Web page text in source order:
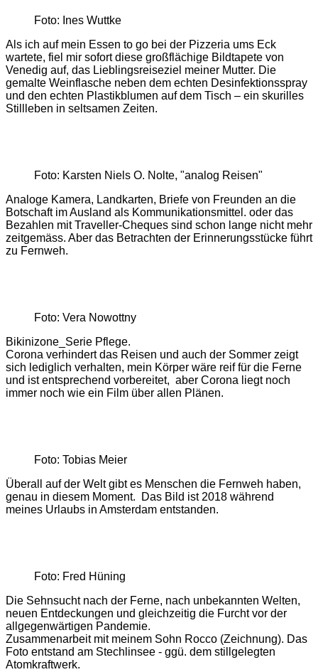
Foto: Ines Wuttke
Als ich auf mein Essen to go bei der Pizzeria ums Eck
wartete, fiel mir sofort diese großflächige Bildtapete von
Venedig auf, das Lieblingsreiseziel meiner Mutter. Die
gemalte Weinflasche neben dem echten Desinfektionsspray
und den echten Plastikblumen auf dem Tisch – ein skurilles
Stillleben in seltsamen Zeiten.
Foto: Karsten Niels O. Nolte, "analog Reisen"
Analoge Kamera, Landkarten, Briefe von Freunden an die
Botschaft im Ausland als Kommunikationsmittel. oder das
Bezahlen mit Traveller-Cheques sind schon lange nicht mehr
zeitgemäss. Aber das Betrachten der Erinnerungsstücke führt
zu Fernweh.
Foto: Vera Nowottny
Bikinizone_Serie Pflege.
Corona verhindert das Reisen und auch der Sommer zeigt
sich lediglich verhalten, mein Körper wäre reif für die Ferne
und ist entsprechend vorbereitet, aber Corona liegt noch
immer noch wie ein Film über allen Plänen.
Foto: Tobias Meier
Überall auf der Welt gibt es Menschen die Fernweh haben,
genau in diesem Moment. Das Bild ist 2018 während
meines Urlaubs in Amsterdam entstanden.
Foto: Fred Hüning
Die Sehnsucht nach der Ferne, nach unbekannten Welten,
neuen Entdeckungen und gleichzeitig die Furcht vor der
allgegenwärtigen Pandemie.
Zusammenarbeit mit meinem Sohn Rocco (Zeichnung). Das
Foto entstand am Stechlinsee - ggü. dem stillgelegten
Atomkraftwerk.